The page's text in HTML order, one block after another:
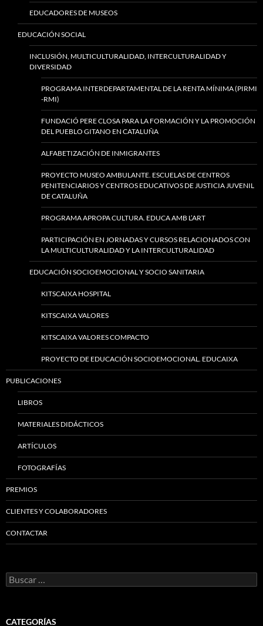
EDUCADORES DE MUSEOS
EDUCACIÓN SOCIAL
INCLUSIÓN, MULTICULTURALIDAD, INTERCULTURALIDAD Y
DIVERSIDAD
PROGRAMA INTERDEPARTAMENTAL DE LA RENTA MÍNIMA (PIRMI
-RMI)
FUNDACIÓ PERE CLOSA PARA LA FORMACIÓN Y LA PROMOCIÓN
DEL PUEBLO GITANO EN CATALUÑA
ALFABETIZACIÓN DE INMIGRANTES
PROYECTO MUSEO AMBULANTE. ESCUELAS DE CENTROS
PENITENCIARIOS Y CENTROS EDUCATIVOS DE JUSTICIA JUVENIL
DE CATALUÑA
PROGRAMA APROPA CULTURA. EDUCA AMB L’ART
PARTICIPACIÓN EN JORNADAS Y CURSOS RELACIONADOS CON
LA MULTICULTURALIDAD Y LA INTERCULTURALIDAD
EDUCACIÓN SOCIOEMOCIONAL Y SOCIO SANITARIA
KITSCAIXA HOSPITAL
KITSCAIXA VALORES
KITSCAIXA VALORES COMPACTO
PROYECTO DE EDUCACIÓN SOCIOEMOCIONAL. EDUCAIXA
PUBLICACIONES
LIBROS
MATERIALES DIDÁCTICOS
ARTÍCULOS
FOTOGRAFÍAS
PREMIOS
CLIENTES Y COLABORADORES
CONTACTAR
Buscar:
CATEGORÍAS